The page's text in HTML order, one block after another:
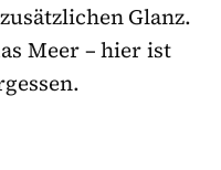
Glanz.
Meer – hier ist